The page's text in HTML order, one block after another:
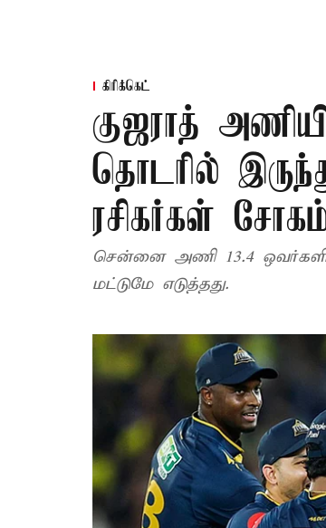
கிரிக்கெட்
குஜராத்
தொடரில்
ரசிகர்கள் சோகம்
சென்னை அணி 13.4
மட்டுமே எடுத்தது.